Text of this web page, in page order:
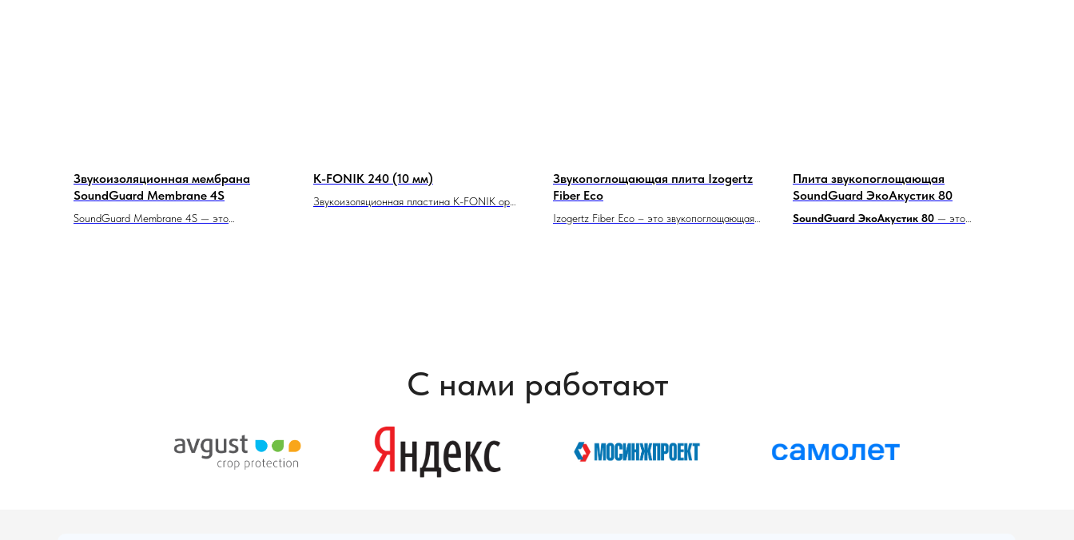
Звукоизоляционная мембрана
SoundGuard Membranе 4S
SoundGuard Membrane 4S — это
K-FONIK 240 (10 мм)
Звукоизоляционная пластина K-FONIK open
Звукопоглощающая плита Izogertz
Fiber Eco
Izogertz Fiber Eco – это звукопоглощающая
Используется в звукоизолирующих
каркасных конструкциях стен и потолков в
Плита звукопоглощающая
SoundGuard ЭкоАкустик 80
SoundGuard ЭкоАкустик 80 — это
С нами работают